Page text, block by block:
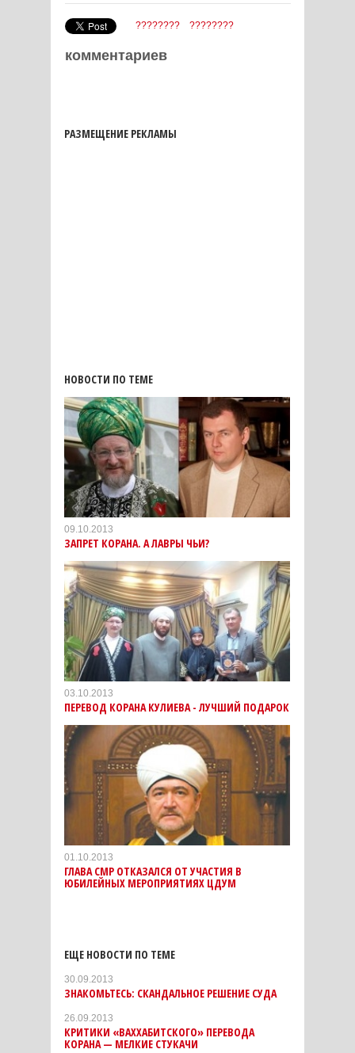
???????? ????????
комментариев
РАЗМЕЩЕНИЕ РЕКЛАМЫ
НОВОСТИ ПО ТЕМЕ
09.10.2013
ЗАПРЕТ КОРАНА. А ЛАВРЫ ЧЬИ?
03.10.2013
ПЕРЕВОД КОРАНА КУЛИЕВА - ЛУЧШИЙ ПОДАРОК
01.10.2013
ГЛАВА СМР ОТКАЗАЛСЯ ОТ УЧАСТИЯ В
ЮБИЛЕЙНЫХ МЕРОПРИЯТИЯХ ЦДУМ
ЕЩЕ НОВОСТИ ПО ТЕМЕ
30.09.2013
ЗНАКОМЬТЕСЬ: СКАНДАЛЬНОЕ РЕШЕНИЕ СУДА
26.09.2013
КРИТИКИ «ВАХХАБИТСКОГО» ПЕРЕВОДА
КОРАНА — МЕЛКИЕ СТУКАЧИ